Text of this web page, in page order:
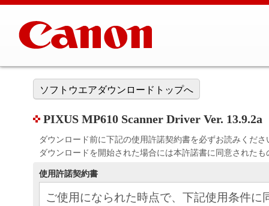
ソフトウエアダウンロードトップへ
PIXUS MP610 Scanner Driver Ver. 13.9.2a
ダウンロード前に下記の使用許諾契約書を必ずお読みくださ
ダウンロードを開始された場合には本許諾書に同意された
使用許諾契約書
ご使用になられた時点で、下記使用条件に